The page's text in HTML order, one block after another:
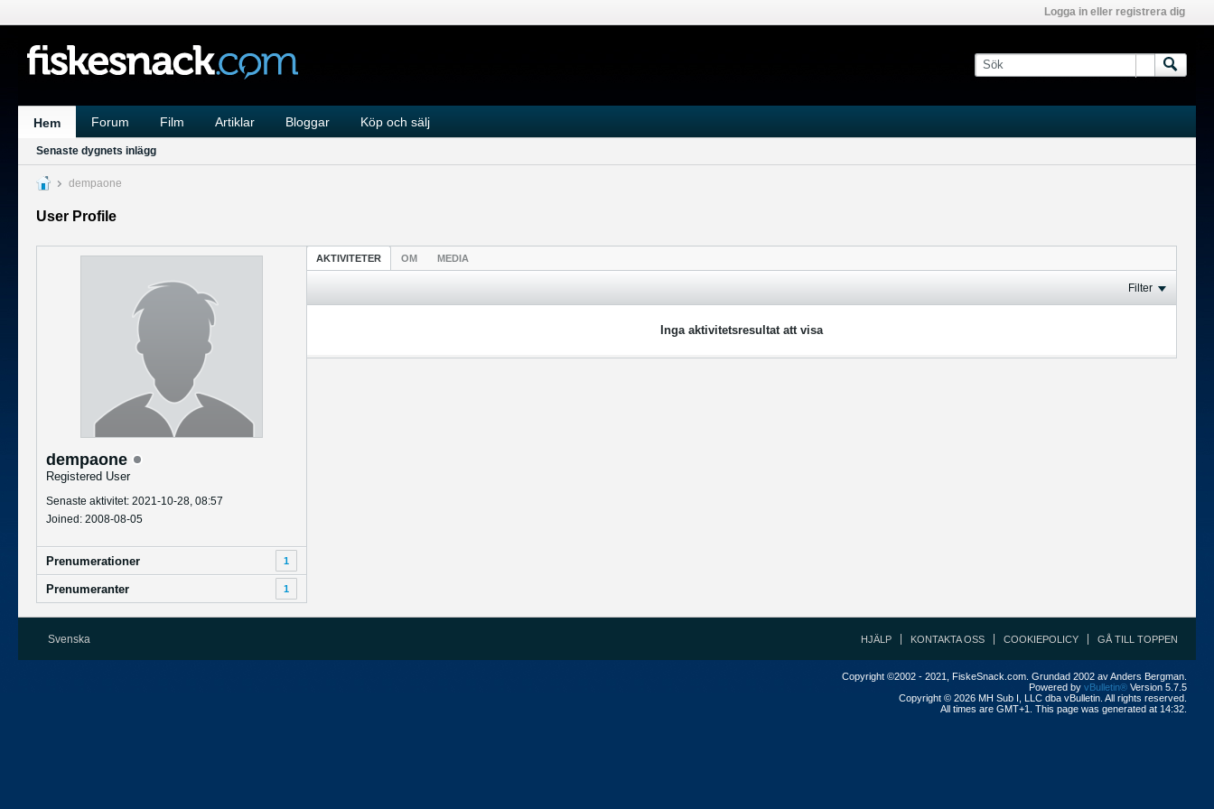
Logga in eller registrera dig
Hem Forum Film Artiklar Bloggar Köp och sälj
Senaste dygnets inlägg
dempaone
User Profile
dempaone
Registered User
Senaste aktivitet: 2021-10-28, 08:57
Joined: 2008-08-05
Prenumerationer 1
Prenumeranter 1
AKTIVITETER OM MEDIA
Filter
Inga aktivitetsresultat att visa
Svenska HJÄLP KONTAKTA OSS COOKIEPOLICY GÅ TILL TOPPEN
Copyright ©2002 - 2021, FiskeSnack.com. Grundad 2002 av Anders Bergman.
Powered by vBulletin® Version 5.7.5
Copyright © 2026 MH Sub I, LLC dba vBulletin. All rights reserved.
All times are GMT+1. This page was generated at 14:32.